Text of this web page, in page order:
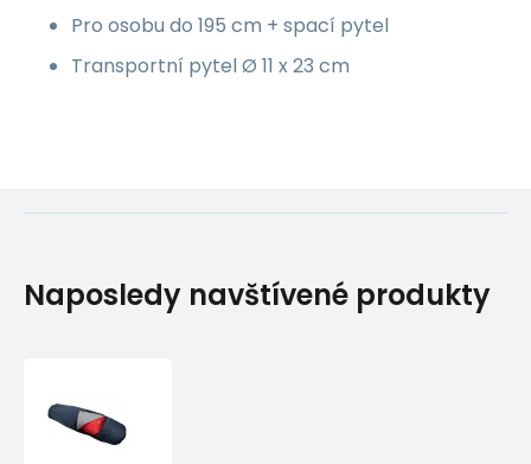
Pro osobu do 195 cm + spací pytel
Transportní pytel Ø 11 x 23 cm
Naposledy navštívené produkty